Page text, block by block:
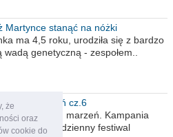
że
oraz
cookie do
Martynce stanąć na nóżki
ma 4,5 roku, urodziła się z bardzo
wadą genetyczną - zespołem..
moich marzeń cz.6
kres moich marzeń. Kampania
czyli niecodzienny festiwal